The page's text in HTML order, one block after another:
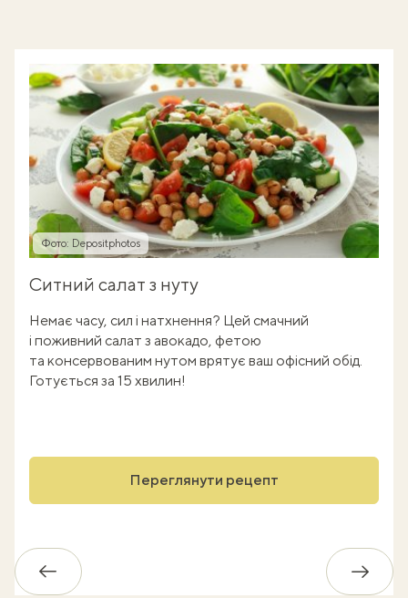
Фото: Depositphotos
Ситний салат з нуту
Немає часу, сил і натхнення? Цей смачний
і поживний салат з авокадо, фетою
та консервованим нутом врятує ваш офісний обід.
Готується за 15 хвилин!
Переглянути рецепт
Назад